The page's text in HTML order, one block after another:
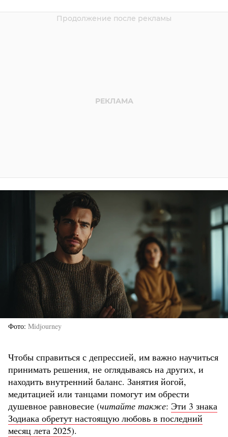
Фото Midjourney
Чтобы справиться с депрессией, им важно научиться
принимать решения, не оглядываясь на других, и
находить внутренний баланс. Занятия йогой,
медитацией или танцами помогут им обрести
душевное равновесие (читайте также: Эти 3 знака
Зодиака обретут настоящую любовь в последний
месяц лета 2025).